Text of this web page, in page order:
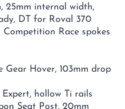
25mm internal width,
DT for Roval 370
Competition Race spokes
Gear Hover, 103mm drop
hollow Ti rails
Seat Post, 20mm